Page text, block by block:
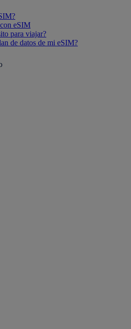
eSIM
para viajar?
de datos de mi eSIM?